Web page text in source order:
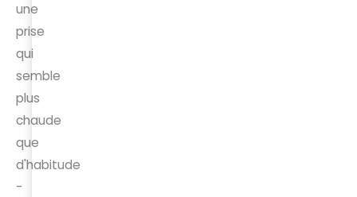
une
prise
qui
semble
plus
chaude
que
d'habitude
-